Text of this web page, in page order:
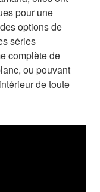
pour une
options de
séries
complète de
ou pouvant
de toute